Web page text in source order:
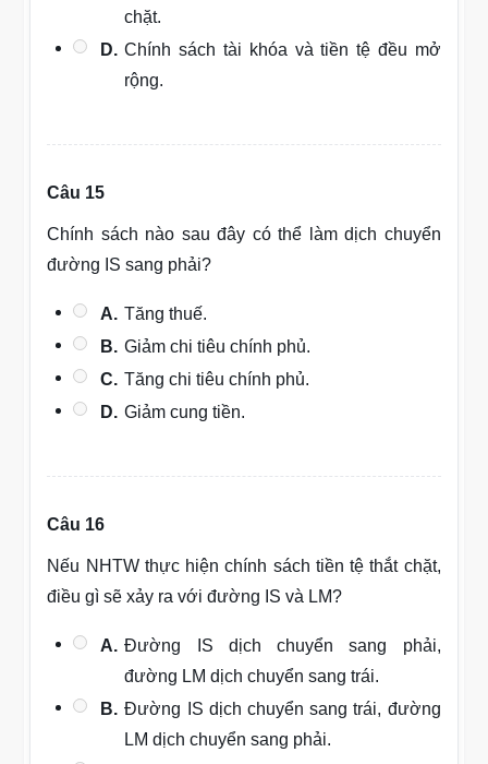
chặt.
D. Chính sách tài khóa và tiền tệ đều mở
rộng.
Câu 15
Chính sách nào sau đây có thể làm dịch chuyển
đường IS sang phải?
A. Tăng thuế.
B. Giảm chi tiêu chính phủ.
C. Tăng chi tiêu chính phủ.
D. Giảm cung tiền.
Câu 16
Nếu NHTW thực hiện chính sách tiền tệ thắt chặt,
điều gì sẽ xảy ra với đường IS và LM?
A. Đường IS dịch chuyển sang phải,
đường LM dịch chuyển sang trái.
B. Đường IS dịch chuyển sang trái, đường
LM dịch chuyển sang phải.